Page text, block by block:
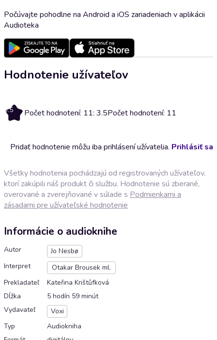
Počúvajte pohodlne na Android a iOS zariadeniach v aplikácii
Audioteka
Hodnotenie užívateľov
3.5 Počet hodnotení: 11: 3.5Počet hodnotení: 11
Pridať hodnotenie môžu iba prihlásení užívatelia. Prihlásiť sa
Všetky hodnotenia pochádzajú od registrovaných užívateľov,
ktorí zakúpili náš produkt či službu. Hodnotenie sú zberané,
overované a zverejňované v súlade s Podmienkami a
zásadami pre užívateľské hodnotenie
Informácie o audioknihe
Autor
Jo Nesbø
Interpret
Otakar Brousek ml.
Prekladateľ
Kateřina Krištůfková
Dĺžka
5 hodín 59 minút
Vydavateľ
Voxi
Typ
Audiokniha